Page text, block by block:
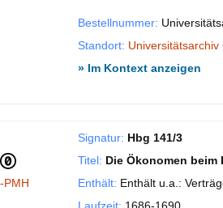
Bestellnummer:
Standort: Universitätsarchiv
» Im Kontext anzeigen
PMH
Signatur: Hbg 141/3
Titel: Die Ökonomen
Enthält: Enthält u.a.: